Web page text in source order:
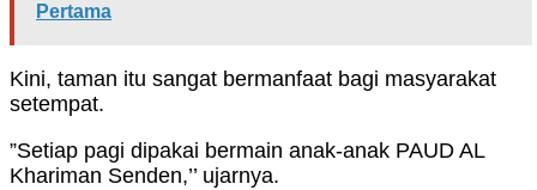
Pertama
Kini, taman itu sangat bermanfaat bagi masyarakat
setempat.
”Setiap pagi dipakai bermain anak-anak PAUD AL
Khariman Senden,’’ ujarnya.